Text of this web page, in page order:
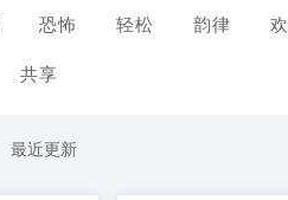
恐怖 轻松 韵律
共享
最近更新